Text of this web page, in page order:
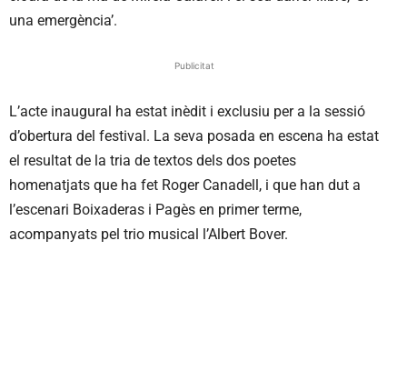
una emergència’.
Publicitat
L’acte inaugural ha estat inèdit i exclusiu per a la sessió
d’obertura del festival. La seva posada en escena ha estat
el resultat de la tria de textos dels dos poetes
homenatjats que ha fet Roger Canadell, i que han dut a
l’escenari Boixaderas i Pagès en primer terme,
acompanyats pel trio musical l’Albert Bover.